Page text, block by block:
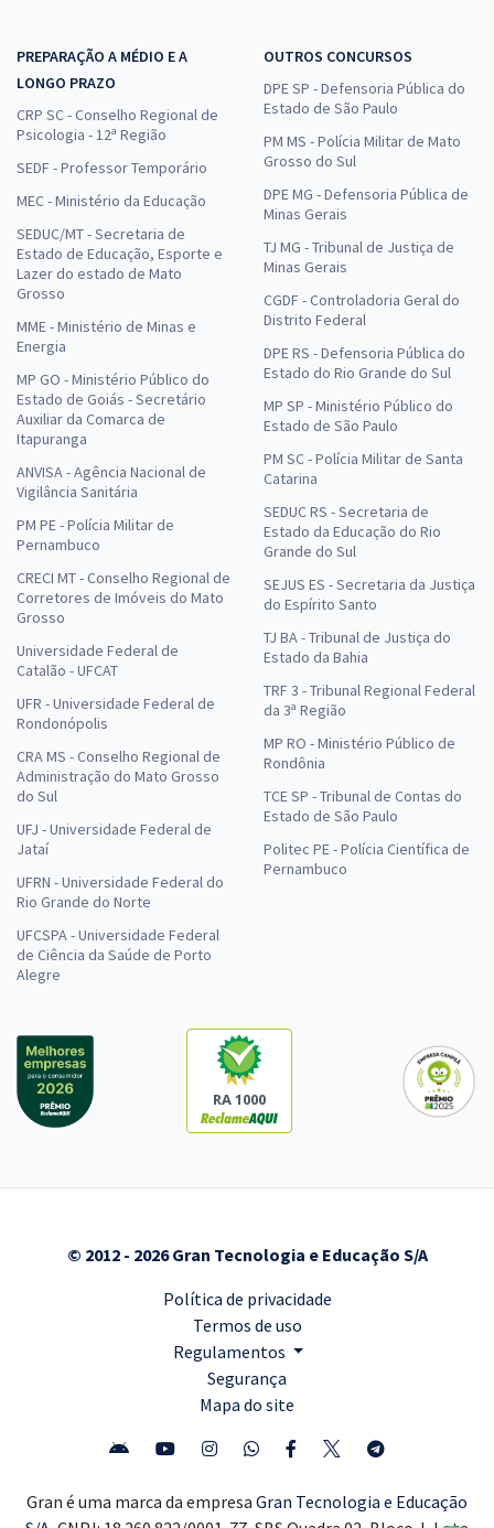
PREPARAÇÃO A MÉDIO E A
LONGO PRAZO
CRP SC - Conselho Regional de
Psicologia - 12ª Região
SEDF - Professor Temporário
MEC - Ministério da Educação
SEDUC/MT - Secretaria de
Estado de Educação, Esporte e
Lazer do estado de Mato
Grosso
MME - Ministério de Minas e
Energia
MP GO - Ministério Público do
Estado de Goiás - Secretário
Auxiliar da Comarca de
Itapuranga
ANVISA - Agência Nacional de
Vigilância Sanitária
PM PE - Polícia Militar de
Pernambuco
CRECI MT - Conselho Regional de
Corretores de Imóveis do Mato
Grosso
Universidade Federal de
Catalão - UFCAT
UFR - Universidade Federal de
Rondonópolis
CRA MS - Conselho Regional de
Administração do Mato Grosso
do Sul
UFJ - Universidade Federal de
Jataí
UFRN - Universidade Federal do
Rio Grande do Norte
UFCSPA - Universidade Federal
de Ciência da Saúde de Porto
Alegre
OUTROS CONCURSOS
DPE SP - Defensoria Pública do
Estado de São Paulo
PM MS - Polícia Militar de Mato
Grosso do Sul
DPE MG - Defensoria Pública de
Minas Gerais
TJ MG - Tribunal de Justiça de
Minas Gerais
CGDF - Controladoria Geral do
Distrito Federal
DPE RS - Defensoria Pública do
Estado do Rio Grande do Sul
MP SP - Ministério Público do
Estado de São Paulo
PM SC - Polícia Militar de Santa
Catarina
SEDUC RS - Secretaria de
Estado da Educação do Rio
Grande do Sul
SEJUS ES - Secretaria da Justiça
do Espírito Santo
TJ BA - Tribunal de Justiça do
Estado da Bahia
TRF 3 - Tribunal Regional Federal
da 3ª Região
MP RO - Ministério Público de
Rondônia
TCE SP - Tribunal de Contas do
Estado de São Paulo
Politec PE - Polícia Científica de
Pernambuco
RA 1000
© 2012 - 2026 Gran Tecnologia e Educação S/A
Política de privacidade
Termos de uso
Regulamentos
Segurança
Mapa do site
Gran é uma marca da empresa Gran Tecnologia e Educação